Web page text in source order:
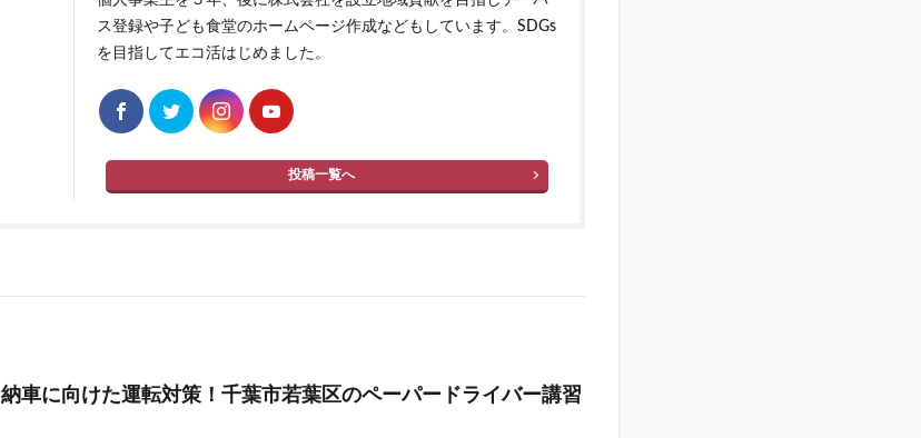
ス登録や子ども食堂のホームページ作成などもしています。SDGs
を目指してエコ活はじめました。
投稿一覧へ
納車に向けた運転対策！千葉市若葉区のペーパードライバー講習